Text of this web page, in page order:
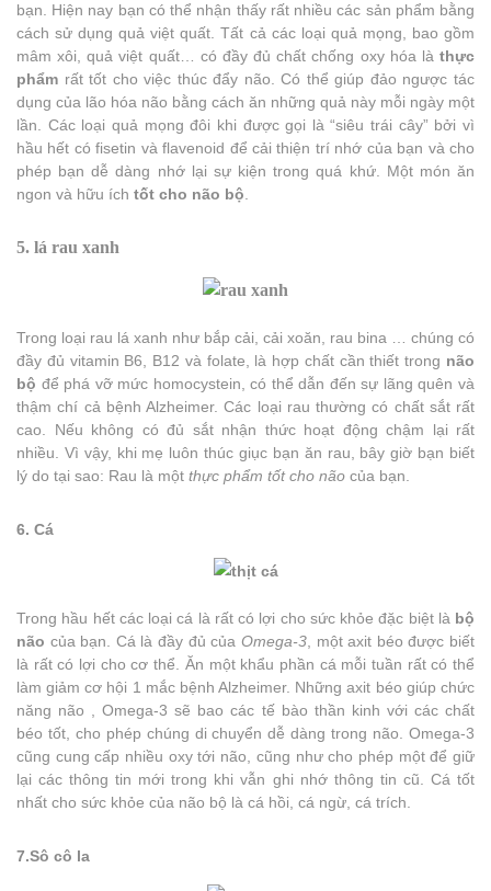
bạn. Hiện nay bạn có thể nhận thấy rất nhiều các sản phẩm bằng
cách sử dụng quả việt quất. Tất cả các loại quả mọng, bao gồm
mâm xôi, quả việt quất… có đầy đủ chất chống oxy hóa là thực
phẩm rất tốt cho việc thúc đẩy não. Có thể giúp đảo ngược tác
dụng của lão hóa não bằng cách ăn những quả này mỗi ngày một
lần. Các loại quả mọng đôi khi được gọi là “siêu trái cây” bởi vì
hầu hết có fisetin và flavenoid để cải thiện trí nhớ của bạn và cho
phép bạn dễ dàng nhớ lại sự kiện trong quá khứ. Một món ăn
ngon và hữu ích tốt cho não bộ
5. lá rau xanh
Trong loại rau lá xanh như bắp cải, cải xoăn, rau bina … chúng có
đầy đủ vitamin B6, B12 và folate, là hợp chất cần thiết trong não
bộ để phá vỡ mức homocystein, có thể dẫn đến sự lãng quên và
thậm chí cả bệnh Alzheimer. Các loại rau thường có chất sắt rất
cao. Nếu không có đủ sắt nhận thức hoạt động chậm lại rất
nhiều. Vì vậy, khi mẹ luôn thúc giục bạn ăn rau, bây giờ bạn biết
lý do tại sao: Rau là một thực phẩm tốt cho não của bạn.
6. Cá
Trong hầu hết các loại cá là rất có lợi cho sức khỏe đặc biệt là bộ
não của bạn. Cá là đầy đủ của Omega-3, một axit béo được biết
là rất có lợi cho cơ thể. Ăn một khẩu phần cá mỗi tuần rất có thể
làm giảm cơ hội 1 mắc bệnh Alzheimer. Những axit béo giúp chức
năng não , Omega-3 sẽ bao các tế bào thần kinh với các chất
béo tốt, cho phép chúng di chuyển dễ dàng trong não. Omega-3
cũng cung cấp nhiều oxy tới não, cũng như cho phép một để giữ
lại các thông tin mới trong khi vẫn ghi nhớ thông tin cũ. Cá tốt
nhất cho sức khỏe của não bộ là cá hồi, cá ngừ, cá trích.
7.Sô cô la